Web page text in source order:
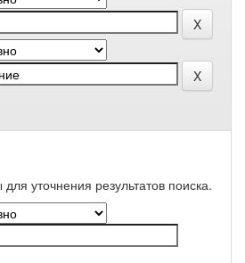
уточнения результатов поиска.